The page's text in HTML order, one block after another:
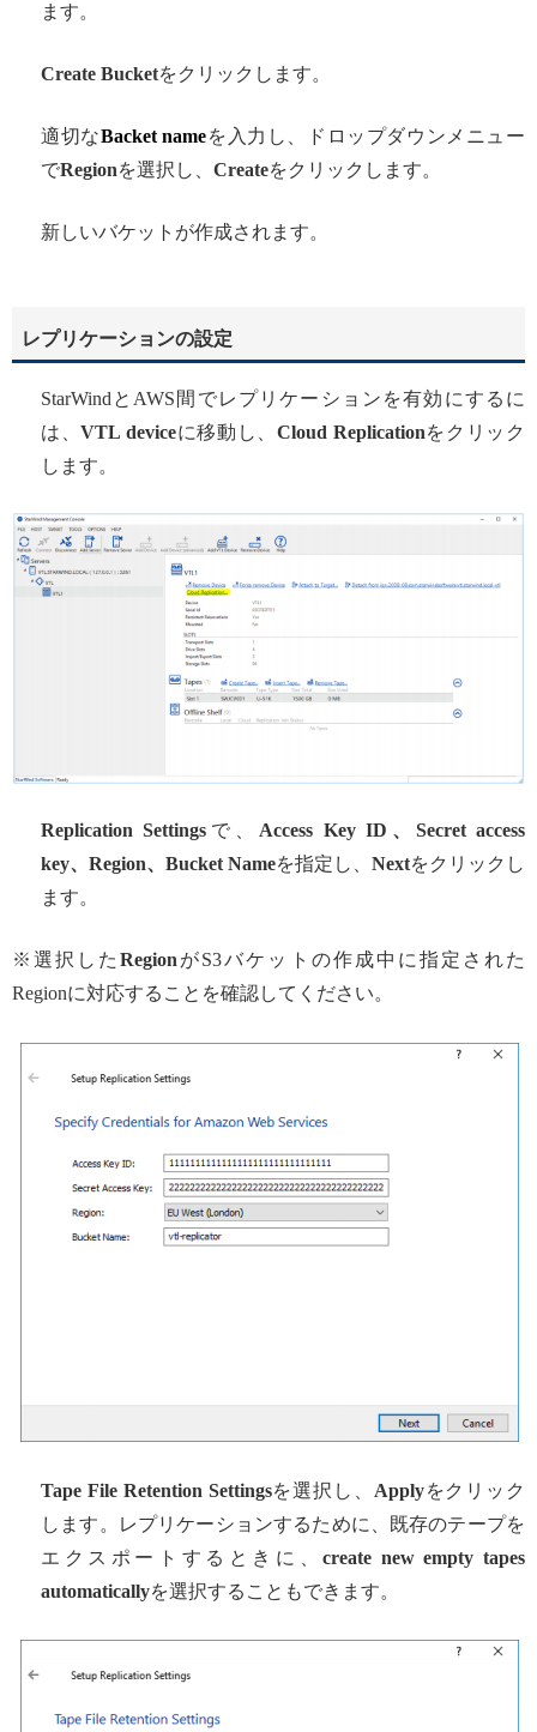
ます。
Create Bucketをクリックします。
適切なBacket nameを入力し、ドロップダウンメニュー
でRegionを選択し、 Createをクリックします。
新しいバケットが作成されます。
レプリケーションの設定
StarWindとAWS間でレプリケーションを有効にするに
は、VTL deviceに移動し、Cloud Replicationをクリック
します。
Replication Settings で、 Access Key ID、Secret access
key、Region、Bucket Nameを指定し、 Nextをクリックし
ます。
※選択したRegion がS3バケットの作成中に指定された
Regionに対応することを確認してください。
Tape File Retention Settingsを選択し、 Applyをクリック
します。レプリケーションするために、既存のテープを
エクスポートするときに、create new empty tapes
automaticallyを選択することもできます。